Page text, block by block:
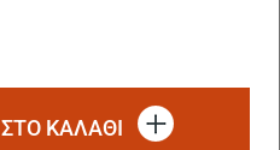
ΚΑΛΑΘΙ